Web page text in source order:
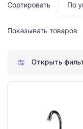
Сортировать По
Показывать товаров
Открыть